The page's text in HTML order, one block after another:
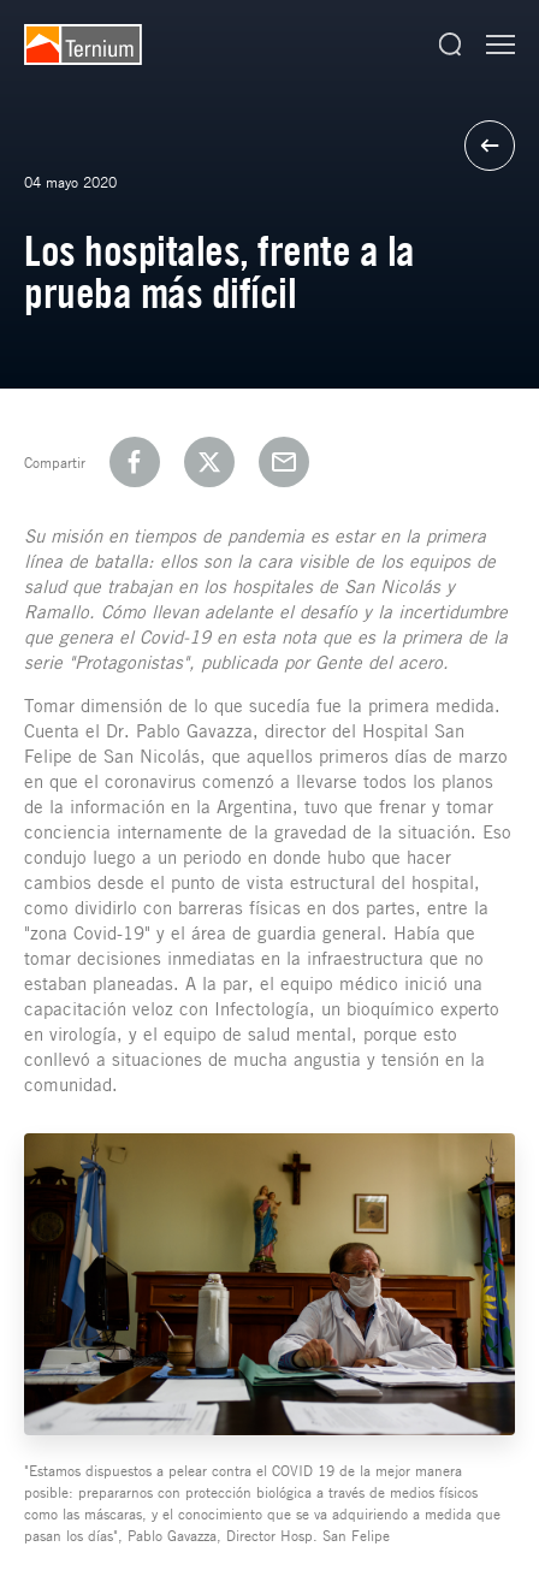
04 mayo 2020
Los hospitales, frente a la
prueba más difícil
Compartir
Su misión en tiempos de pandemia es estar en la primera
línea de batalla: ellos son la cara visible de los equipos de
salud que trabajan en los hospitales de San Nicolás y
Ramallo. Cómo llevan adelante el desafío y la incertidumbre
que genera el Covid-19 en esta nota que es la primera de la
serie "Protagonistas", publicada por Gente del acero.
Tomar dimensión de lo que sucedía fue la primera medida.
Cuenta el Dr. Pablo Gavazza, director del Hospital San
Felipe de San Nicolás, que aquellos primeros días de marzo
en que el coronavirus comenzó a llevarse todos los planos
de la información en la Argentina, tuvo que frenar y tomar
conciencia internamente de la gravedad de la situación. Eso
condujo luego a un periodo en donde hubo que hacer
cambios desde el punto de vista estructural del hospital,
como dividirlo con barreras físicas en dos partes, entre la
"zona Covid-19" y el área de guardia general. Había que
tomar decisiones inmediatas en la infraestructura que no
estaban planeadas. A la par, el equipo médico inició una
capacitación veloz con Infectología, un bioquímico experto
en virología, y el equipo de salud mental, porque esto
conllevó a situaciones de mucha angustia y tensión en la
comunidad.
"Estamos dispuestos a pelear contra el COVID 19 de la mejor manera
posible: prepararnos con protección biológica a través de medios físicos
como las máscaras, y el conocimiento que se va adquiriendo a medida que
pasan los días", Pablo Gavazza, Director Hosp. San Felipe